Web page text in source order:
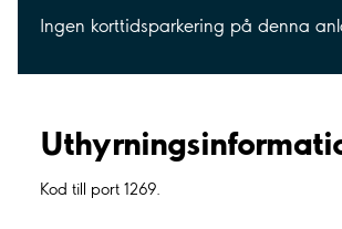
Ingen korttidsparkering på denna
Kod till port 1269.